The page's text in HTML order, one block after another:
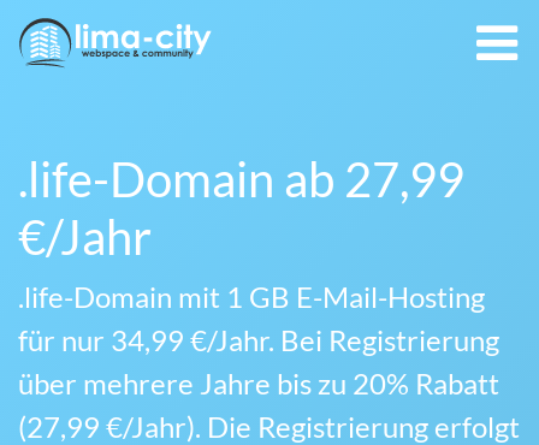
.life-Domain ab 27,99
€/Jahr
.life-Domain mit 1 GB E-Mail-Hosting
für nur 34,99 €/Jahr. Bei Registrierung
über mehrere Jahre bis zu 20% Rabatt
(27,99 €/Jahr). Die Registrierung erfolgt